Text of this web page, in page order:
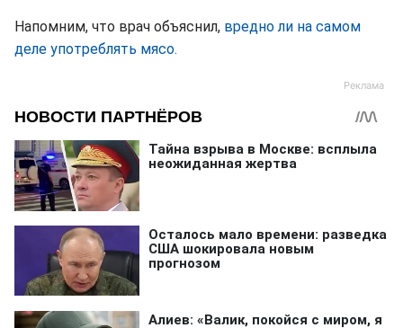
Напомним, что врач объяснил, вредно ли на самом
деле употреблять мясо.